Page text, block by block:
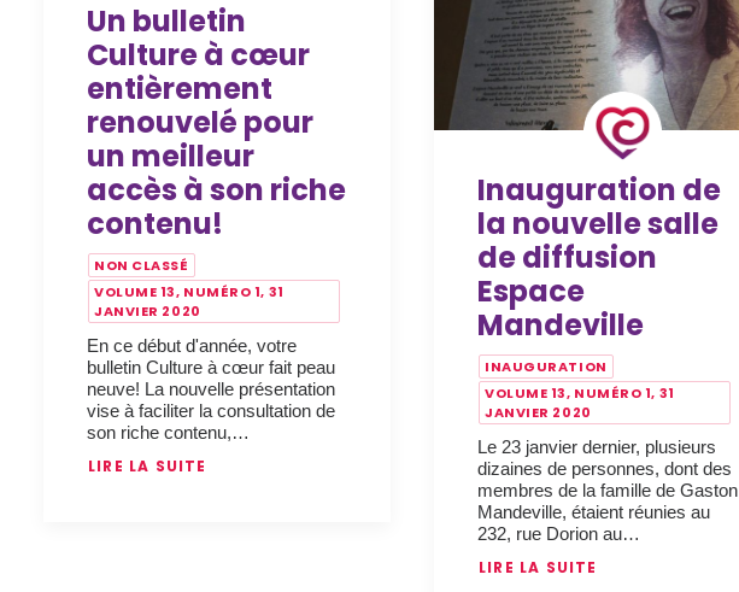
Un bulletin
Culture à cœur
entièrement
renouvelé pour
un meilleur
accès à son riche
contenu!
NON CLASSÉ
VOLUME 13, NUMÉRO 1, 31
JANVIER 2020
En ce début d'année, votre
bulletin Culture à cœur fait peau
neuve! La nouvelle présentation
vise à faciliter la consultation de
son riche contenu,…
LIRE LA SUITE
Inauguration de
la nouvelle salle
de diffusion
Espace
Mandeville
INAUGURATION
VOLUME 13, NUMÉRO 1, 31
JANVIER 2020
Le 23 janvier dernier, plusieurs
dizaines de personnes, dont des
membres de la famille de Gaston
Mandeville, étaient réunies au
232, rue Dorion au…
LIRE LA SUITE